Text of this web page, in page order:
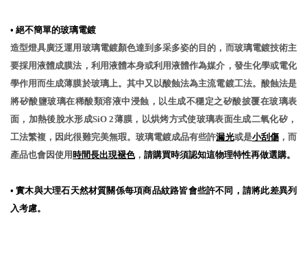
• 絕不簡單的玻璃電鍍
造型燈具廣泛運用玻璃電鍍顏色達到多采多姿的目的，而玻璃電鍍技術主
要採用液體成膜法，利用液體本身或利用液體作為媒介，發生化學或電化
學作用而生成薄膜於玻璃上。其中又以酸蝕法為主流電鍍工法。酸蝕法是
將矽酸鹽玻璃在稀酸類溶液中浸蝕，以生成不穩定之矽酸披覆在玻璃表
面，加熱後脫水形成SiO 2薄膜，以烘烤方式使玻璃表面生成二氧化矽，
工法繁複，因此很難完美無瑕。玻璃電鍍成品有些許漏光或是小刮傷，而
產品也會因使用時間長出現褪色， 請購買時須認知這物理特性再做選購。
• 實木與大理石天然材質關係每項商品紋路皆會些許不同，請將此差異列
入考慮。